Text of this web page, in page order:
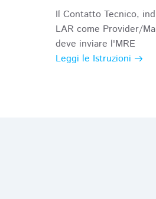
Il Contatto Tecnico,
LAR come Provider/
deve inviare l'MRE
Leggi le Istruzioni